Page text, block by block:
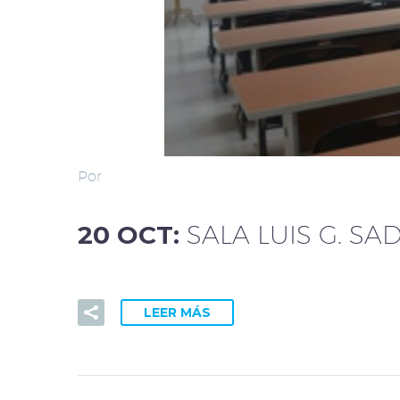
Por
20 OCT: SALA LUIS G.
LEER MÁS